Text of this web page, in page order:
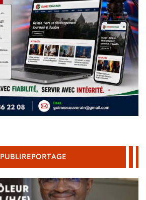
PUBLIREPORTAGE